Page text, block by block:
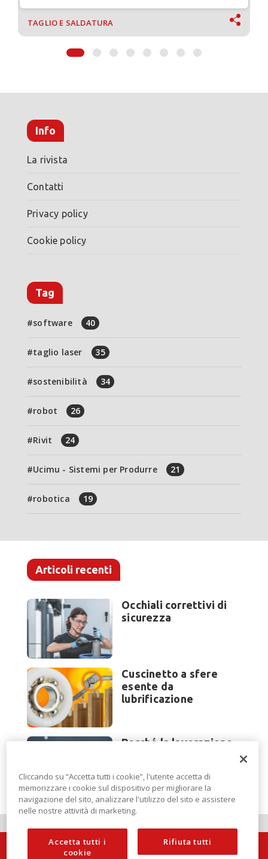
TAGLIO E SALDATURA
Info
La rivista
Contatti
Privacy policy
Cookie policy
Tag
software 40
taglio laser 35
sostenibilità 34
robot 26
Rivit 24
Ucimu - Sistemi per Produrre 21
robotica 19
Articoli recenti
Occhiali correttivi di
sicurezza
Cuscinetto a sfere
esente da
lubrificazione
Perché la lavorazione
EuroBLECH 2026?
Cliccando su “Accetta tutti i cookie”, l'utente accetta di
memorizzare i cookie sul dispositivo per migliorare la
navigazione del sito, analizzare l'utilizzo del sito e assistere
nelle nostre attività di marketing.
Accetta tutti i
cookie
Rifiuta tutti